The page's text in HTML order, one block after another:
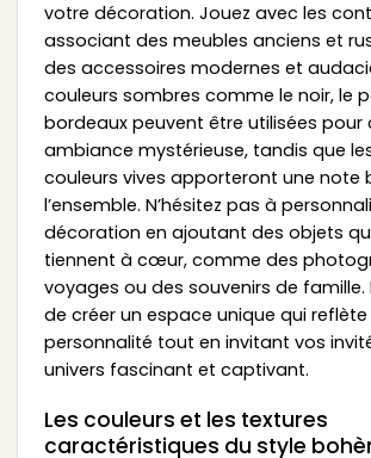
votre décoration. Jouez avec les
associant des meubles anciens et
des accessoires modernes et
couleurs sombres comme le noir, le
bordeaux peuvent être utilisées pour
ambiance mystérieuse, tandis que
couleurs vives apporteront une note
l’ensemble. N’hésitez pas à
décoration en ajoutant des objets
tiennent à cœur, comme des
voyages ou des souvenirs de famille.
de créer un espace unique qui
personnalité tout en invitant vos
univers fascinant et captivant.
Les couleurs et les textures
caractéristiques du style